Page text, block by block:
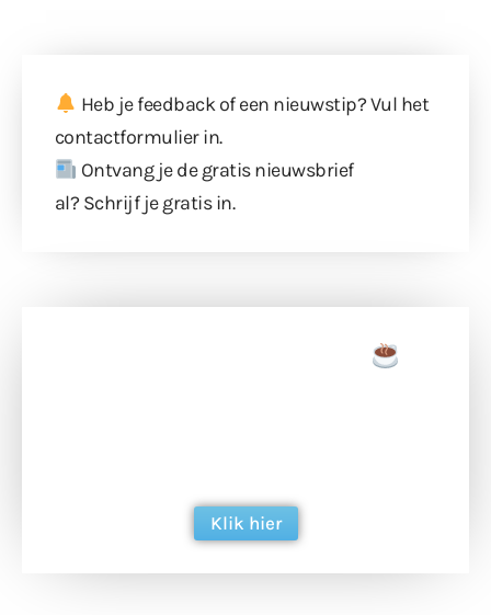
Heb je feedback of een nieuwstip? Vul het
contactformulierin.
Ontvang je de gratis nieuwsbrief
al? Schrijf je gratis in.
Klik hier